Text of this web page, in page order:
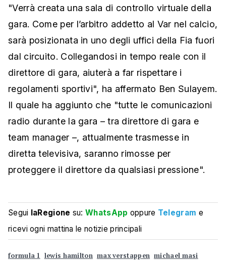
"Verrà creata una sala di controllo virtuale della
gara. Come per l’arbitro addetto al Var nel calcio,
sarà posizionata in uno degli uffici della Fia fuori
dal circuito. Collegandosi in tempo reale con il
direttore di gara, aiuterà a far rispettare i
regolamenti sportivi", ha affermato Ben Sulayem.
Il quale ha aggiunto che "tutte le comunicazioni
radio durante la gara – tra direttore di gara e
team manager –, attualmente trasmesse in
diretta televisiva, saranno rimosse per
proteggere il direttore da qualsiasi pressione".
Segui laRegione su:WhatsApp oppure Telegram e
ricevi ogni mattina le notizie principali
formula 1 lewis hamilton max verstappen michael masi